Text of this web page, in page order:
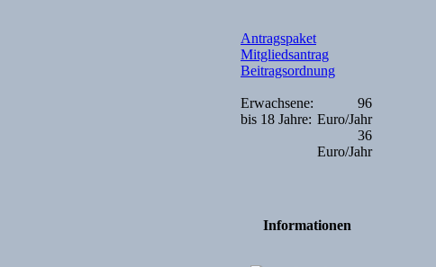
Antragspaket
Mitgliedsantrag
Beitragsordnung
Erwachsene:
bis 18 Jahre:
96
Euro/Jahr
36
Euro/Jahr
Informationen